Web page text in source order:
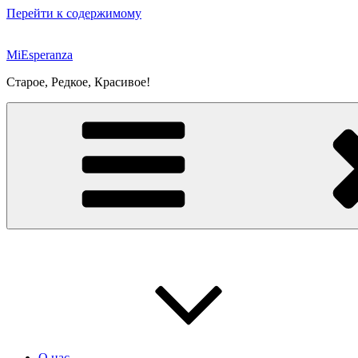
Перейти к содержимому
MiEsperanza
Старое, Редкое, Красивое!